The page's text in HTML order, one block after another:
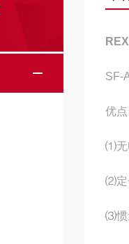
SF-
优点
⑴无
⑵定
⑶惯